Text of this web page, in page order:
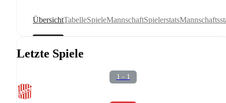
ÜbersichtTabelleSpieleMannschaftSpielerstats
Letzte Spiele
1 - 1